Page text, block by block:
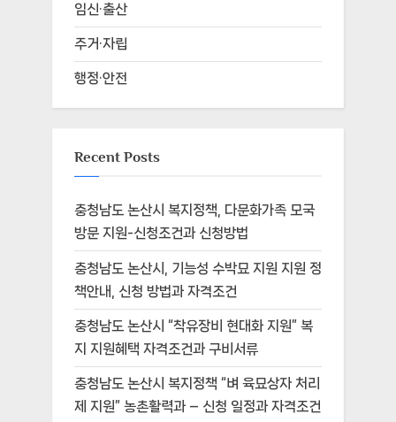
임신·출산
주거·자립
행정·안전
Recent Posts
충청남도 논산시 복지정책, 다문화가족 모국
방문 지원-신청조건과 신청방법
충청남도 논산시, 기능성 수박묘 지원 지원 정
책안내, 신청 방법과 자격조건
충청남도 논산시 “착유장비 현대화 지원” 복
지 지원혜택 자격조건과 구비서류
충청남도 논산시 복지정책 “벼 육묘상자 처리
제 지원” 농촌활력과 – 신청 일정과 자격조건